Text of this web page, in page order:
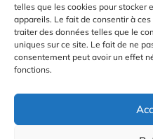
telles que les cookies pour stocker
appareils. Le fait de consentir à
traiter des données telles que le
uniques sur ce site. Le fait de ne
consentement peut avoir un effet
fonctions.
Gestion